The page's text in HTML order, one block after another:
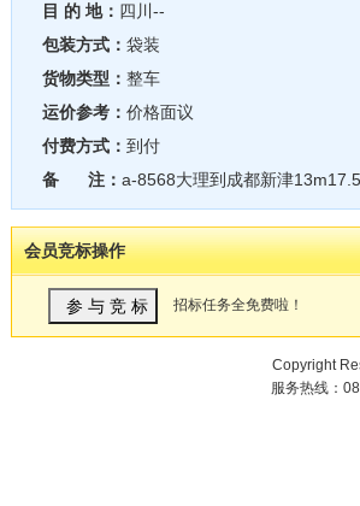
目 的 地： 四川--
包装方式： 袋装
货物类型： 整车
运价参考： 价格面议
付费方式： 到付
备 注： a-8568大理到成都新津
会员竞标操作
招标任务全免费啦！
Copyright
服务热线：